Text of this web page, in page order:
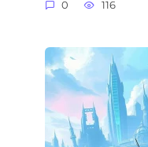
0 116